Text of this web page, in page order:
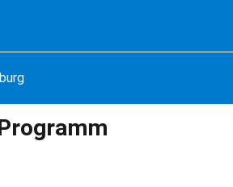
Brandenburg